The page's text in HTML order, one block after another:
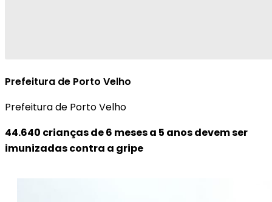
Prefeitura de Porto Velho
Prefeitura de Porto Velho
44.640 crianças de 6 meses a 5 anos devem ser
imunizadas contra a gripe